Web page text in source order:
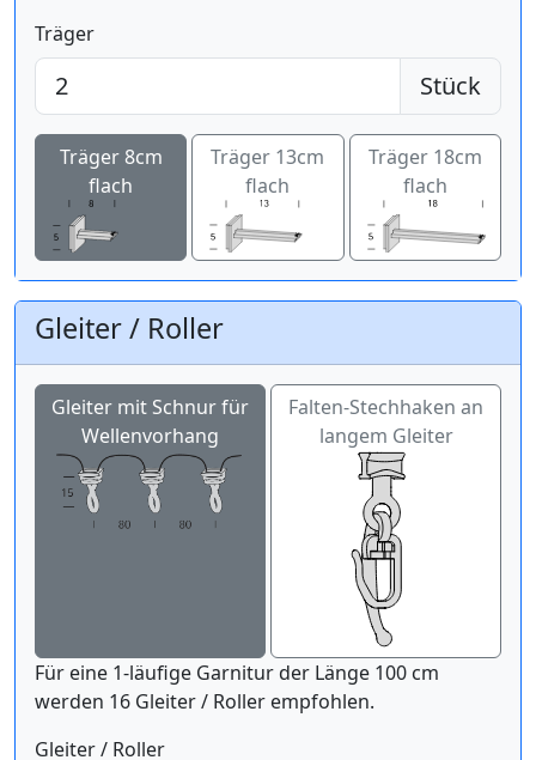
Träger
Stück
Träger 8cm
flach
Träger 13cm
flach
Träger 18cm
flach
Gleiter / Roller
Gleiter mit Schnur für
Wellenvorhang
Falten-Stechhaken an
langem Gleiter
Für eine 1-läufige Garnitur der Länge 100 cm
werden 16 Gleiter / Roller empfohlen.
Gleiter / Roller